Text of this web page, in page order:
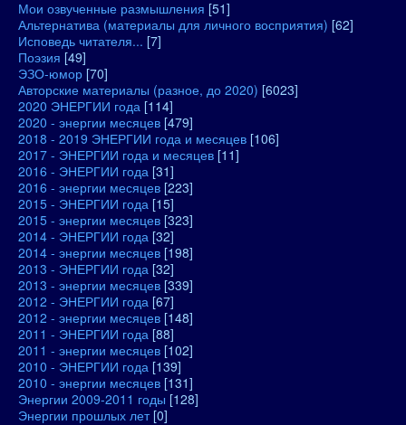
Мои озвученные размышления [51]
Альтернатива (материалы для личного восприятия) [62]
Исповедь читателя... [7]
Поэзия [49]
ЭЗО-юмор [70]
Авторские материалы (разное, до 2020) [6023]
2020 ЭНЕРГИИ года [114]
2020 - энергии месяцев [479]
2018 - 2019 ЭНЕРГИИ года и месяцев [106]
2017 - ЭНЕРГИИ года и месяцев [11]
2016 - ЭНЕРГИИ года [31]
2016 - энергии месяцев [223]
2015 - ЭНЕРГИИ года [15]
2015 - энергии месяцев [323]
2014 - ЭНЕРГИИ года [32]
2014 - энергии месяцев [198]
2013 - ЭНЕРГИИ года [32]
2013 - энергии месяцев [339]
2012 - ЭНЕРГИИ года [67]
2012 - энергии месяцев [148]
2011 - ЭНЕРГИИ года [88]
2011 - энергии месяцев [102]
2010 - ЭНЕРГИИ года [139]
2010 - энергии месяцев [131]
Энергии 2009-2011 годы [128]
Энергии прошлых лет [0]